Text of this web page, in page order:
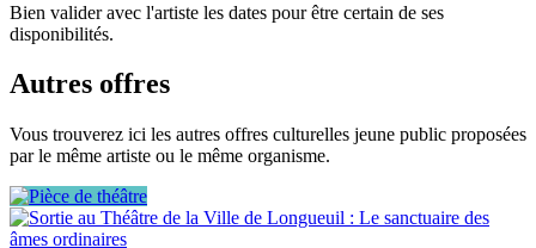
Bien valider avec l'artiste les dates pour être certain de ses
disponibilités.
Autres offres
Vous trouverez ici les autres offres culturelles jeune public proposées
par le même artiste ou le même organisme.